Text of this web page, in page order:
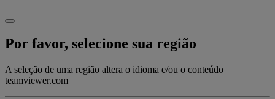
Por favor, selecione sua região
A seleção de uma região altera o idioma e/ou o conteúdo
teamviewer.com